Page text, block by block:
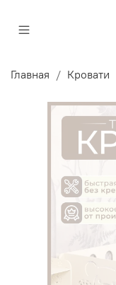
Главная Кровати